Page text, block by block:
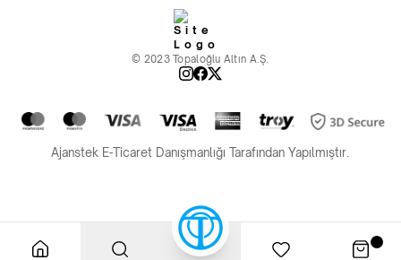
© 2023 Topaloğlu Altın A.Ş.
Ajanstek E-Ticaret Danışmanlığı Tarafından Yapılmıştır.